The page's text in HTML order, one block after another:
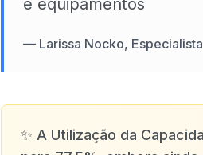
e equipamentos
— Larissa Nocko,
✨ A Utilização da